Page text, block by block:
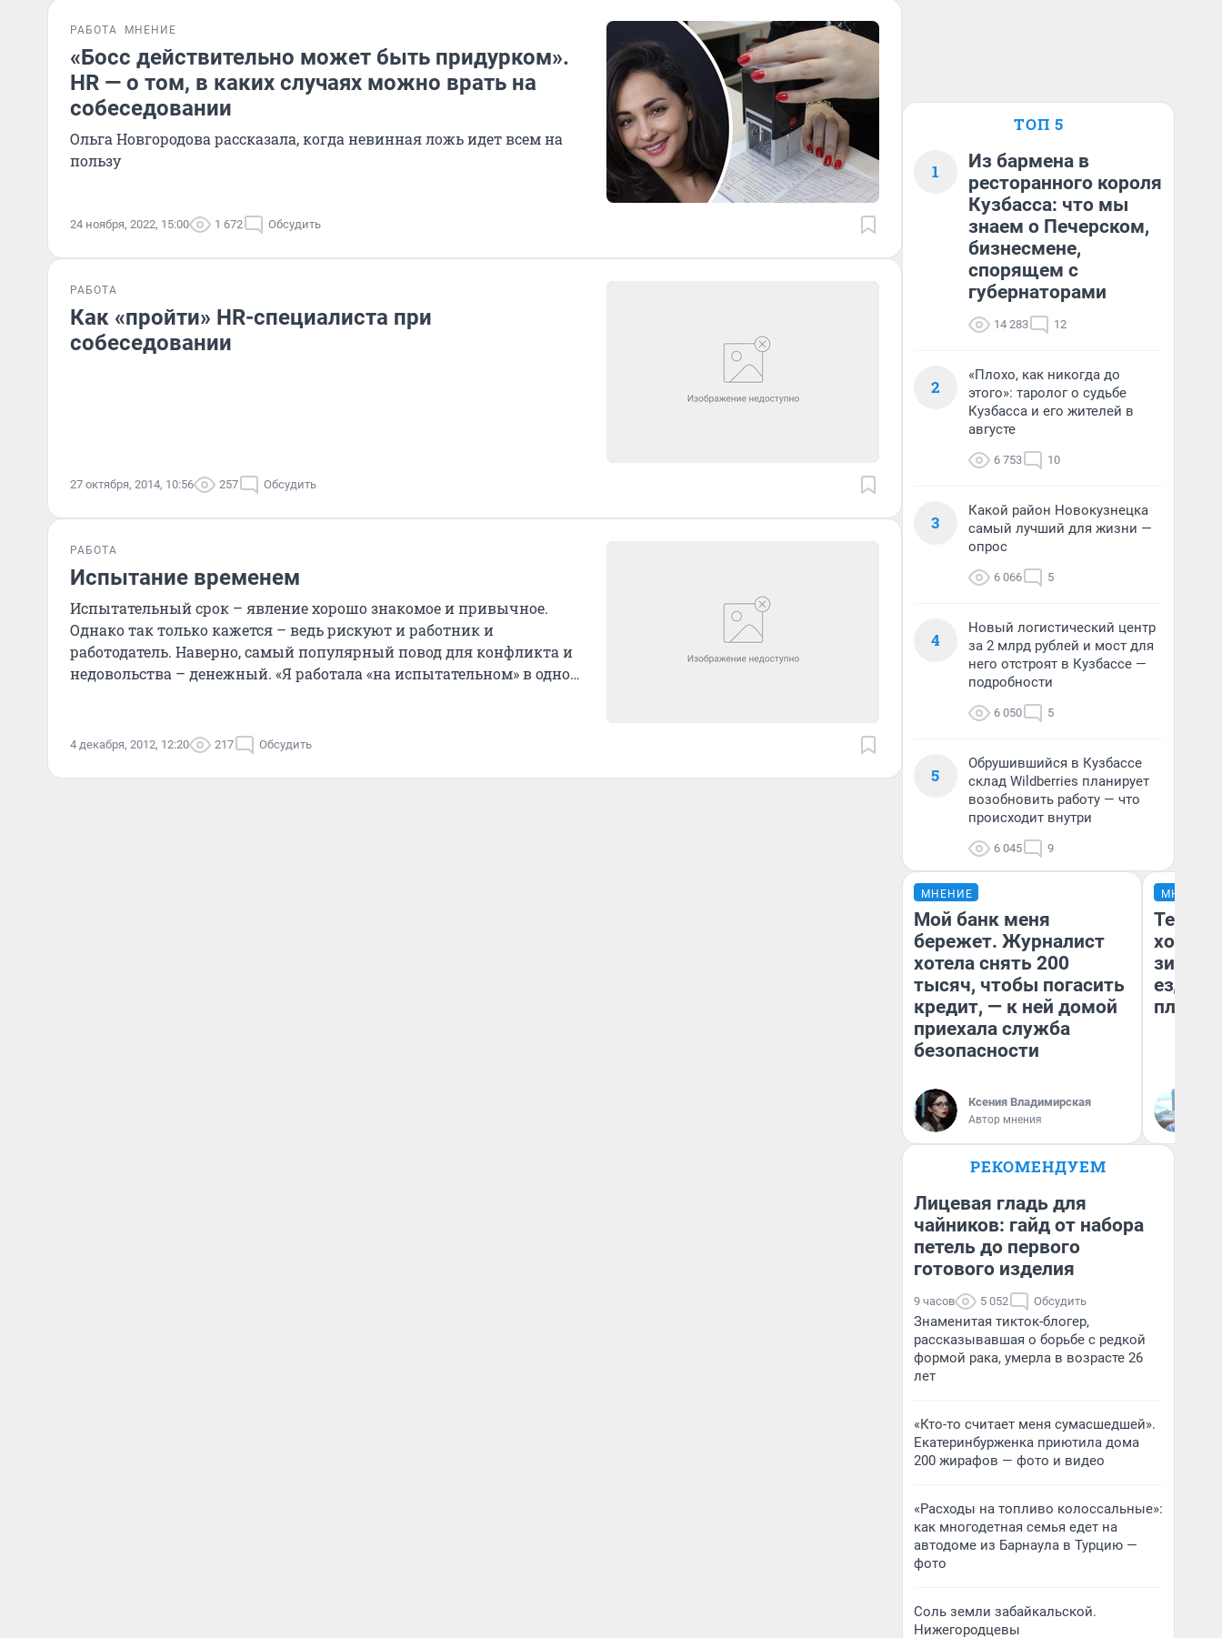
РАБОТА МНЕНИЕ
«Босс действительно может быть придурком».
HR — о том, в каких случаях можно врать на
собеседовании
Ольга Новгородова рассказала, когда невинная ложь идет всем на
пользу
24 ноября, 2022, 15:00 1 672 Обсудить
РАБОТА
Как «пройти» HR-специалиста при
собеседовании
27 октября, 2014, 10:56 257 Обсудить
РАБОТА
Испытание временем
Испытательный срок – явление хорошо знакомое и привычное.
Однако так только кажется – ведь рискуют и работник и
работодатель. Наверно, самый популярный повод для конфликта и
недовольства – денежный. «Я работала «на испытательном» в одном
4 декабря, 2012, 12:20 217 Обсудить
ТОП 5
1
Из бармена в
ресторанного короля
Кузбасса: что мы
знаем о Печерском,
бизнесмене,
спорящем с
губернаторами
14 283 12
2
«Плохо, как никогда до
этого»: таролог о судьбе
Кузбасса и его жителей в
августе
6 753 10
3
Какой район Новокузнецка
самый лучший для жизни —
опрос
6 066 5
4
Новый логистический центр
за 2 млрд рублей и мост для
него отстроят в Кузбассе —
подробности
6 050 5
5
Обрушившийся в Кузбассе
склад Wildberries планирует
возобновить работу — что
происходит внутри
6 045 9
МНЕНИЕ
Мой банк меня
бережет. Журналист
хотела снять 200
тысяч, чтобы погасить
кредит, — к ней домой
приехала служба
безопасности
Ксения Владимирская
Автор мнения
МНЕНИЕ
Тепло
зимой.
ездит
плюсы
РЕКОМЕНДУЕМ
Лицевая гладь для
чайников: гайд от набора
петель до первого
готового изделия
9 часов 5 052 Обсудить
Знаменитая тикток-блогер,
рассказывавшая о борьбе с редкой
формой рака, умерла в возрасте 26
лет
«Кто-то считает меня сумасшедшей».
Екатеринбурженка приютила дома
200 жирафов — фото и видео
«Расходы на топливо колоссальные»:
как многодетная семья едет на
автодоме из Барнаула в Турцию —
фото
Соль земли забайкальской.
Нижегородцевы